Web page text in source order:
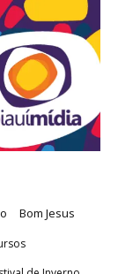
Bom Jesus